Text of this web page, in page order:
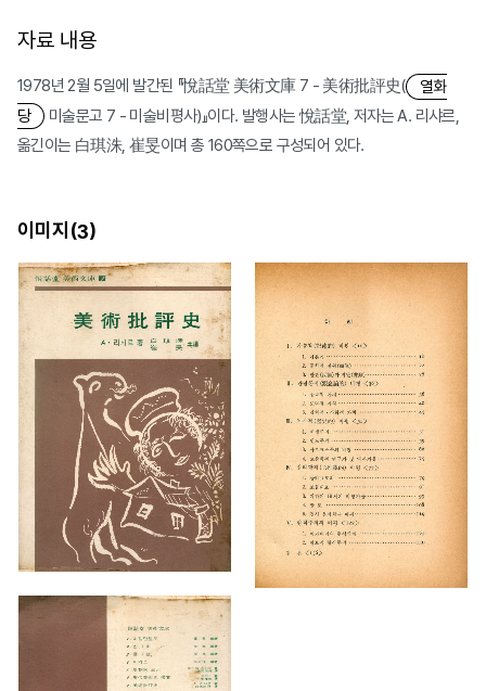
자료 내용
1978년 2월 5일에 발간된 『悅話堂 美術文庫 7 - 美術批評史(
열화
당
미술문고 7 - 미술비평사)』이다. 발행사는 悅話堂, 저자는 A. 리샤르,
옮긴이는 白琪洙, 崔旻이며 총 160쪽으로 구성되어 있다.
이미지(3)